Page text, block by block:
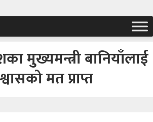
मुख्यमन्त्री बानियाँलाई
मत प्राप्त